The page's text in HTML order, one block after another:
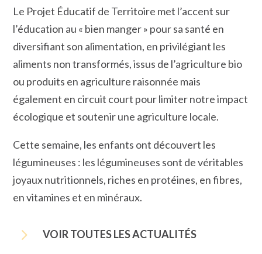
Le Projet Éducatif de Territoire met l’accent sur
l’éducation au « bien manger » pour sa santé en
diversifiant son alimentation, en privilégiant les
aliments non transformés, issus de l’agriculture bio
ou produits en agriculture raisonnée mais
également en circuit court pour limiter notre impact
écologique et soutenir une agriculture locale.
Cette semaine, les enfants ont découvert les
légumineuses : les légumineuses sont de véritables
joyaux nutritionnels, riches en protéines, en fibres,
en vitamines et en minéraux.
5 VOIR TOUTES LES ACTUALITÉS